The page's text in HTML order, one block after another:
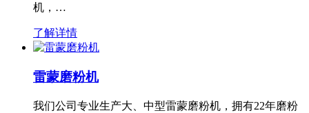
机，…
了解详情
雷蒙磨粉机
我们公司专业生产大、中型雷蒙磨粉机，拥有22年磨粉